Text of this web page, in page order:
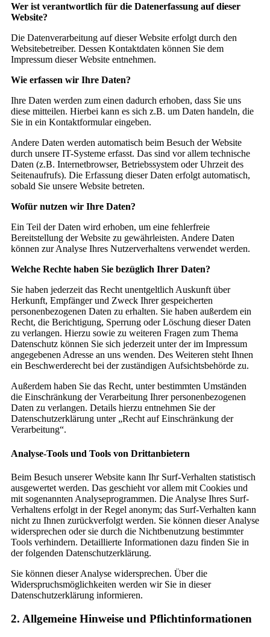
Wer ist verantwortlich für die Datenerfassung auf dieser
Website?
Die Datenverarbeitung auf dieser Website erfolgt durch den
Websitebetreiber. Dessen Kontaktdaten können Sie dem
Impressum dieser Website entnehmen.
Wie erfassen wir Ihre Daten?
Ihre Daten werden zum einen dadurch erhoben, dass Sie uns
diese mitteilen. Hierbei kann es sich z.B. um Daten handeln, die
Sie in ein Kontaktformular eingeben.
Andere Daten werden automatisch beim Besuch der Website
durch unsere IT-Systeme erfasst. Das sind vor allem technische
Daten (z.B. Internetbrowser, Betriebssystem oder Uhrzeit des
Seitenaufrufs). Die Erfassung dieser Daten erfolgt automatisch,
sobald Sie unsere Website betreten.
Wofür nutzen wir Ihre Daten?
Ein Teil der Daten wird erhoben, um eine fehlerfreie
Bereitstellung der Website zu gewährleisten. Andere Daten
können zur Analyse Ihres Nutzerverhaltens verwendet werden.
Welche Rechte haben Sie bezüglich Ihrer Daten?
Sie haben jederzeit das Recht unentgeltlich Auskunft über
Herkunft, Empfänger und Zweck Ihrer gespeicherten
personenbezogenen Daten zu erhalten. Sie haben außerdem ein
Recht, die Berichtigung, Sperrung oder Löschung dieser Daten
zu verlangen. Hierzu sowie zu weiteren Fragen zum Thema
Datenschutz können Sie sich jederzeit unter der im Impressum
angegebenen Adresse an uns wenden. Des Weiteren steht Ihnen
ein Beschwerderecht bei der zuständigen Aufsichtsbehörde zu.
Außerdem haben Sie das Recht, unter bestimmten Umständen
die Einschränkung der Verarbeitung Ihrer personenbezogenen
Daten zu verlangen. Details hierzu entnehmen Sie der
Datenschutzerklärung unter „Recht auf Einschränkung der
Verarbeitung“.
Analyse-Tools und Tools von Drittanbietern
Beim Besuch unserer Website kann Ihr Surf-Verhalten statistisch
ausgewertet werden. Das geschieht vor allem mit Cookies und
mit sogenannten Analyseprogrammen. Die Analyse Ihres Surf-
Verhaltens erfolgt in der Regel anonym; das Surf-Verhalten kann
nicht zu Ihnen zurückverfolgt werden. Sie können dieser Analyse
widersprechen oder sie durch die Nichtbenutzung bestimmter
Tools verhindern. Detaillierte Informationen dazu finden Sie in
der folgenden Datenschutzerklärung.
Sie können dieser Analyse widersprechen. Über die
Widerspruchsmöglichkeiten werden wir Sie in dieser
Datenschutzerklärung informieren.
2. Allgemeine Hinweise und Pflichtinformationen